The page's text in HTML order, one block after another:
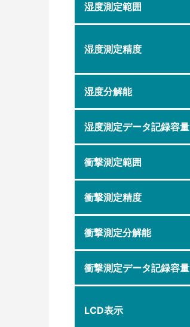
湿度測定範囲
湿度測定精度
湿度分解能
湿度測定データ記録容量
衝撃測定範囲
衝撃測定精度
衝撃測定分解能
衝撃測定データ記録容量
LCD表示